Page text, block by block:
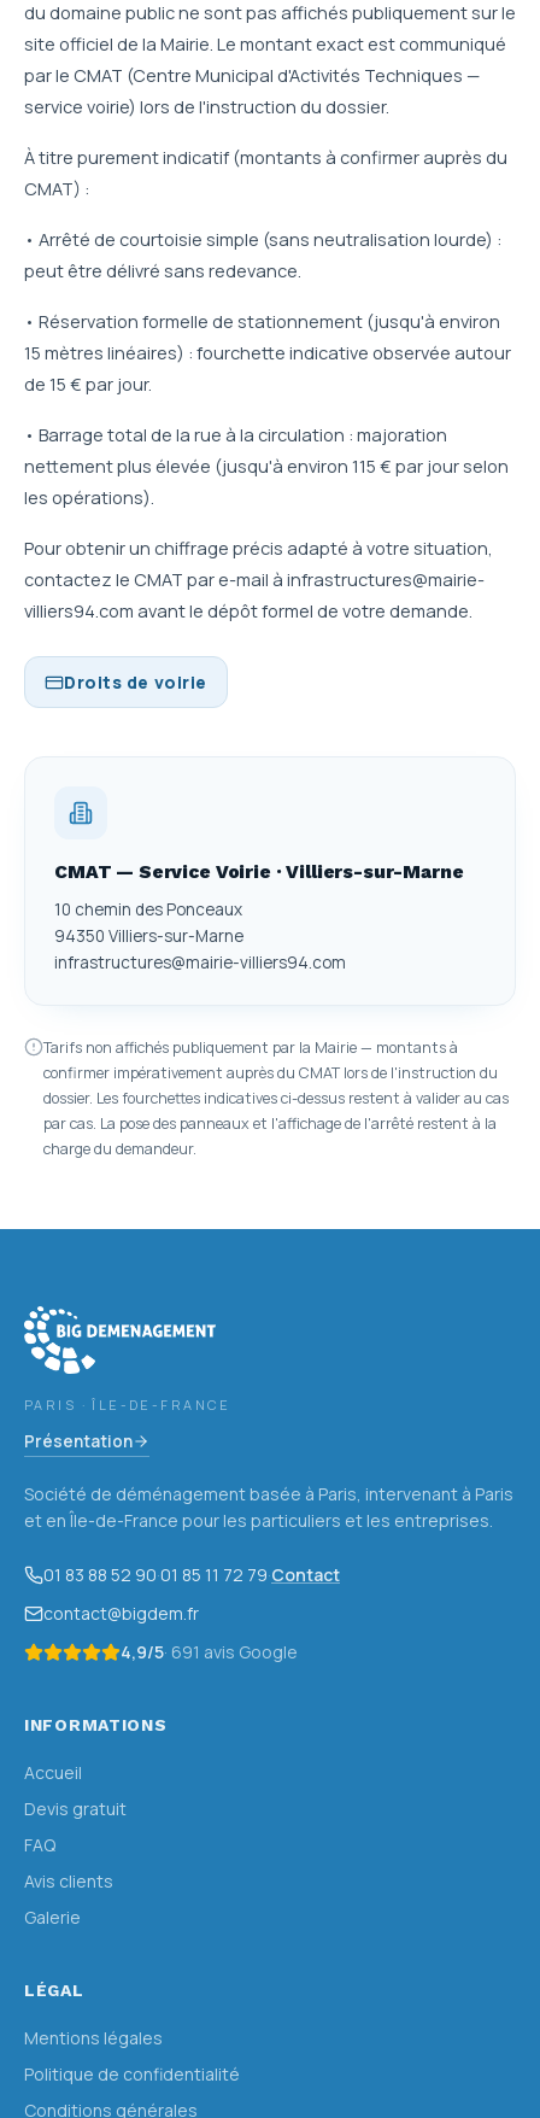
du domaine public ne sont pas affichés publiquement sur le
site officiel de la Mairie. Le montant exact est communiqué
par le CMAT (Centre Municipal d'Activités Techniques —
service voirie) lors de l'instruction du dossier.
À titre purement indicatif (montants à confirmer auprès du
CMAT) :
• Arrêté de courtoisie simple (sans neutralisation lourde) :
peut être délivré sans redevance.
• Réservation formelle de stationnement (jusqu'à environ
15 mètres linéaires) : fourchette indicative observée autour
de 15 € par jour.
• Barrage total de la rue à la circulation : majoration
nettement plus élevée (jusqu'à environ 115 € par jour selon
les opérations).
Pour obtenir un chiffrage précis adapté à votre situation,
contactez le CMAT par e-mail à infrastructures@mairie-
villiers94.com avant le dépôt formel de votre demande.
Droits de voirie
CMAT — Service Voirie · Villiers-sur-Marne
10 chemin des Ponceaux
94350 Villiers-sur-Marne
infrastructures@mairie-villiers94.com
Tarifs non affichés publiquement par la Mairie — montants à
confirmer impérativement auprès du CMAT lors de l'instruction du
dossier. Les fourchettes indicatives ci-dessus restent à valider au cas
par cas. La pose des panneaux et l'affichage de l'arrêté restent à la
charge du demandeur.
PARIS · ÎLE-DE-FRANCE
Présentation
Société de déménagement basée à Paris, intervenant à Paris
et en Île-de-France pour les particuliers et les entreprises.
01 83 88 52 90·01 85 11 72 79·Contact
contact@bigdem.fr
4,9/5· 691 avis Google
INFORMATIONS
Accueil
Devis gratuit
FAQ
Avis clients
Galerie
LÉGAL
Mentions légales
Politique de confidentialité
Conditions générales